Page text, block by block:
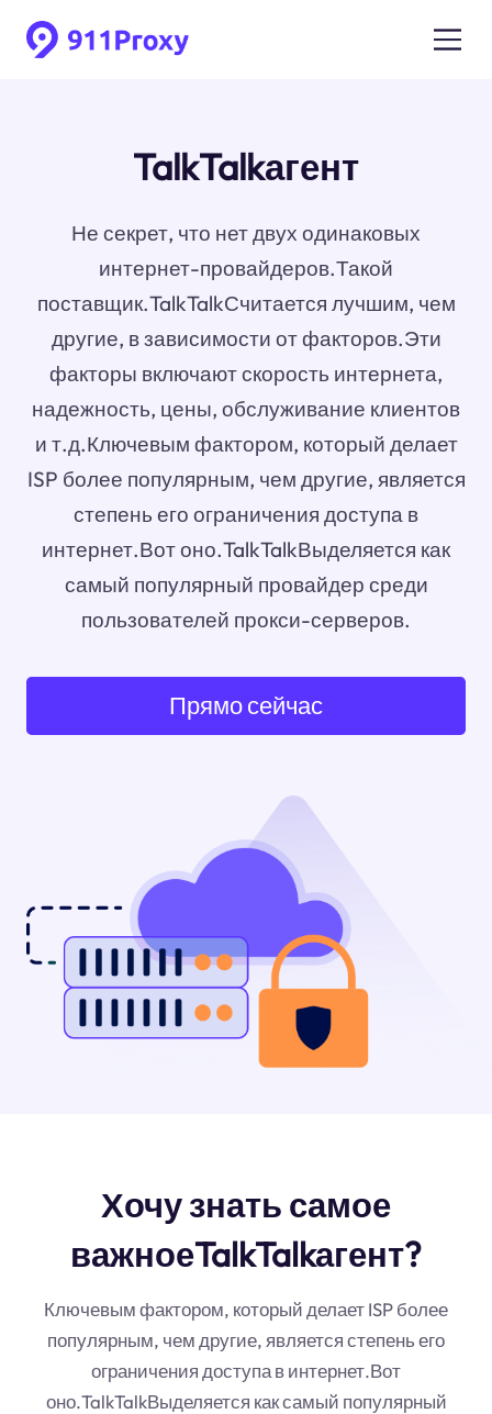
TalkTalkагент
Не секрет, что нет двух одинаковых
интернет-провайдеров.Такой
поставщик.TalkTalkСчитается лучшим, чем
другие, в зависимости от факторов.Эти
факторы включают скорость интернета,
надежность, цены, обслуживание клиентов
и т.д.Ключевым фактором, который делает
ISP более популярным, чем другие, является
степень его ограничения доступа в
интернет.Вот оно.TalkTalkВыделяется как
самый популярный провайдер среди
пользователей прокси-серверов.
Прямо сейчас
Хочу знать самое
важноеTalkTalkагент?
Ключевым фактором, который делает ISP более
популярным, чем другие, является степень его
ограничения доступа в интернет.Вот
оно.TalkTalkВыделяется как самый популярный